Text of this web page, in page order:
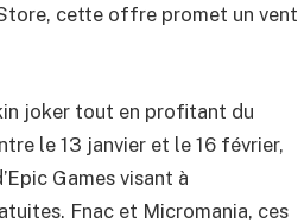
cette offre promet un vent
joker tout en profitant du
le 13 janvier et le 16 février,
Games visant à
Fnac et Micromania, ces